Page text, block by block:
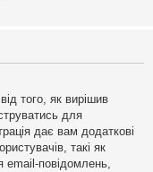
того, як вирішив
для
дає вам додаткові
такі як
email-повідомлень,